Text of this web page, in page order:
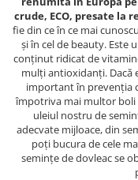
REMEDII NATURISTE
TOATE PRODUSELE
crude, ECO, presate la
fie din ce în ce mai
și în cel de beauty. Este
conținut ridicat de
mulți antioxidanți. Dacă
important în prevenția
împotriva mai multor boli
uleiul nostru de
adecvate mijloace, din
poți bucura de cele
semințe de dovleac se